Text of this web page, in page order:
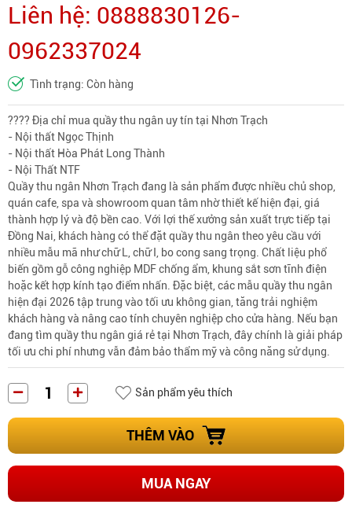
Liên hệ: 0888830126-
0962337024
Tình trạng: Còn hàng
???? Địa chỉ mua quầy thu ngân uy tín tại Nhơn Trạch
- Nội thất Ngọc Thịnh
- Nội thất Hòa Phát Long Thành
- Nội Thất NTF
Quầy thu ngân Nhơn Trạch đang là sản phẩm được nhiều chủ shop,
quán cafe, spa và showroom quan tâm nhờ thiết kế hiện đại, giá
thành hợp lý và độ bền cao. Với lợi thế xưởng sản xuất trực tiếp tại
Đồng Nai, khách hàng có thể đặt quầy thu ngân theo yêu cầu với
nhiều mẫu mã như chữ L, chữ I, bo cong sang trọng. Chất liệu phổ
biến gồm gỗ công nghiệp MDF chống ẩm, khung sắt sơn tĩnh điện
hoặc kết hợp kính tạo điểm nhấn. Đặc biệt, các mẫu quầy thu ngân
hiện đại 2026 tập trung vào tối ưu không gian, tăng trải nghiệm
khách hàng và nâng cao tính chuyên nghiệp cho cửa hàng. Nếu bạn
đang tìm quầy thu ngân giá rẻ tại Nhơn Trạch, đây chính là giải pháp
tối ưu chi phí nhưng vẫn đảm bảo thẩm mỹ và công năng sử dụng.
Sản phẩm yêu thích
THÊM VÀO
MUA NGAY